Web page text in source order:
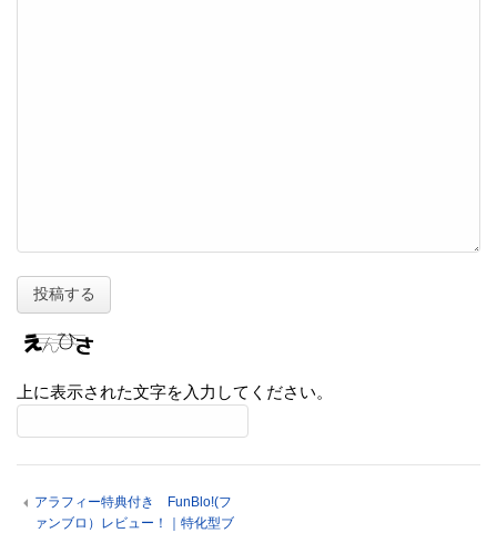
上に表示された文字を入力してください。
アラフィー特典付き FunBlo!(フ
ァンブロ）レビュー！｜特化型ブ